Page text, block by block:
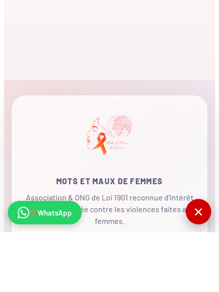
MOTS ET MAUX DE FEMMES
Association & ONG de Loi 1901 reconnue d'intérêt
général, mobilisée contre les violences faites aux
femmes.
WhatsApp ✕